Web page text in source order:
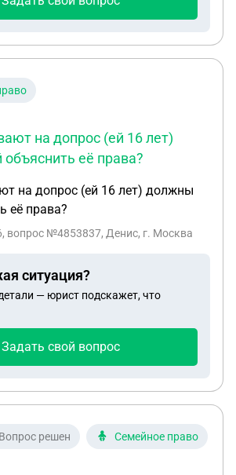
со мной и я не была лишина
на эту ситуацию, с ответом
вместе со своим мужем,отцом
на допрос (ей 16 лет)
её права?
на допрос (ей 16 лет) должны
её права?
, вопрос №4853837, Денис, г. Москва
ситуация?
— юрист подскажет, что
Задать свой вопрос
Вопрос решен Семейное право